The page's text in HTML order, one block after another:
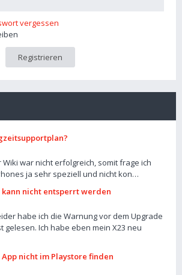
vergessen
Registrieren
war nicht erfolgreich, somit frage ich
ja sehr speziell und nicht kon…
kann nicht entsperrt werden
habe ich die Warnung vor dem Upgrade
gelesen. Ich habe eben mein X23 neu
nicht im Playstore finden